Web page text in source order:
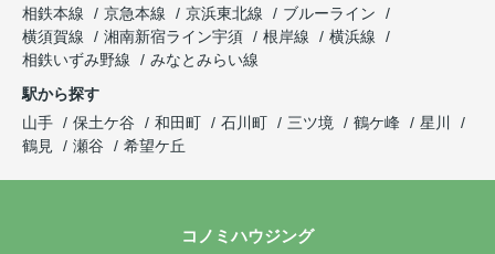
相鉄本線
京急本線 京浜東北線
ブルーライン
横須賀線
湘南新宿ライン宇須 根岸線
横浜線
相鉄いずみ野線
みなとみらい線
駅から探す
山手
保土ケ谷 和田町 石川町 三ツ境 鶴ケ峰
星川
鶴見
瀬谷 希望ケ丘
コノミハウジング